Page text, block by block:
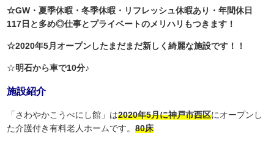
☆GW・夏季休暇・冬季休暇・リフレッシュ休暇あり・年間休日
117日と多め◎仕事とプライベートのメリハリもつきます！
☆2020年5月オープンしたまだまだ新しく綺麗な施設です！！
☆明石から車で10分♪
施設紹介
「さわやかこうべにし館」は2020年5月に神戸市西区にオープンし
た介護付き有料老人ホームです。80床